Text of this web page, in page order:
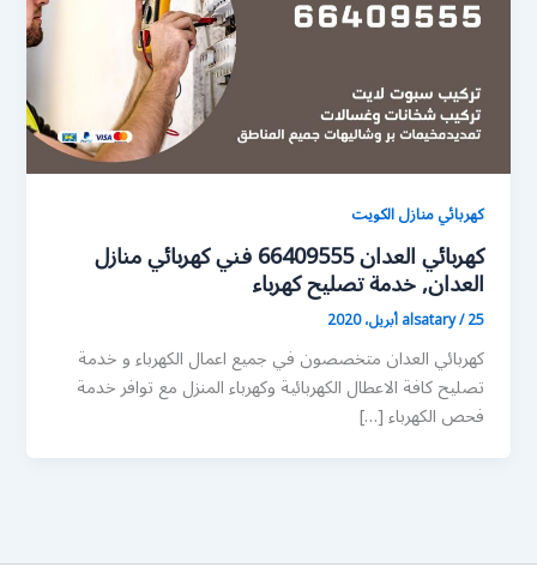
كهربائي منازل الكويت
كهربائي العدان 66409555 فني كهربائي منازل
العدان, خدمة تصليح كهرباء
alsatary/25 أبريل، 2020
كهربائي العدان متخصصون في جميع اعمال الكهرباء و خدمة
تصليح كافة الاعطال الكهربائية وكهرباء المنزل مع توافر خدمة
فحص الكهرباء […]